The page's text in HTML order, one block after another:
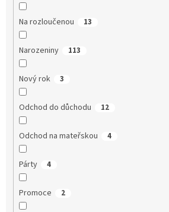
Na rozloučenou 13
Narozeniny 113
Nový rok 3
Odchod do důchodu 12
Odchod na mateřskou 4
Párty 4
Promoce 2